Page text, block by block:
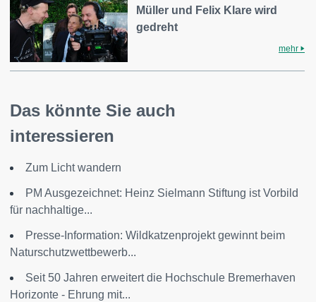
Müller und Felix Klare wird
gedreht
mehr
Das könnte Sie auch
interessieren
Zum Licht wandern
PM Ausgezeichnet: Heinz Sielmann Stiftung ist Vorbild
für nachhaltige...
Presse-Information: Wildkatzenprojekt gewinnt beim
Naturschutzwettbewerb...
Seit 50 Jahren erweitert die Hochschule Bremerhaven
Horizonte - Ehrung mit...